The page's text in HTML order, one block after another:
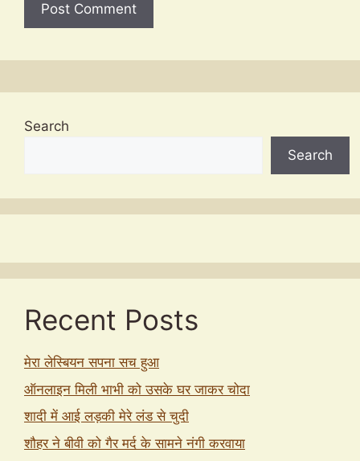
Search
Search
Recent Posts
मेरा लेस्बियन सपना सच हुआ
ऑनलाइन मिली भाभी को उसके घर जाकर चोदा
शादी में आई लड़की मेरे लंड से चुदी
शौहर ने बीवी को गैर मर्द के सामने नंगी करवाया